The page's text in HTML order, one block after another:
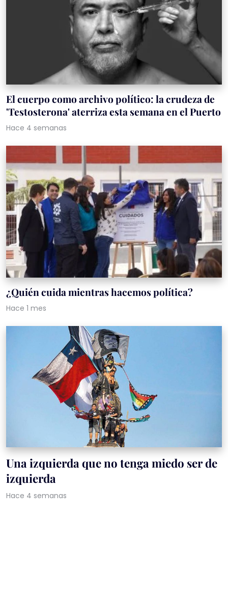
El cuerpo como archivo político: la crudeza de
'Testosterona' aterriza esta semana en el Puerto
Hace 4 semanas
¿Quién cuida mientras hacemos política?
Hace 1 mes
Una izquierda que no tenga miedo ser de
izquierda
Hace 4 semanas